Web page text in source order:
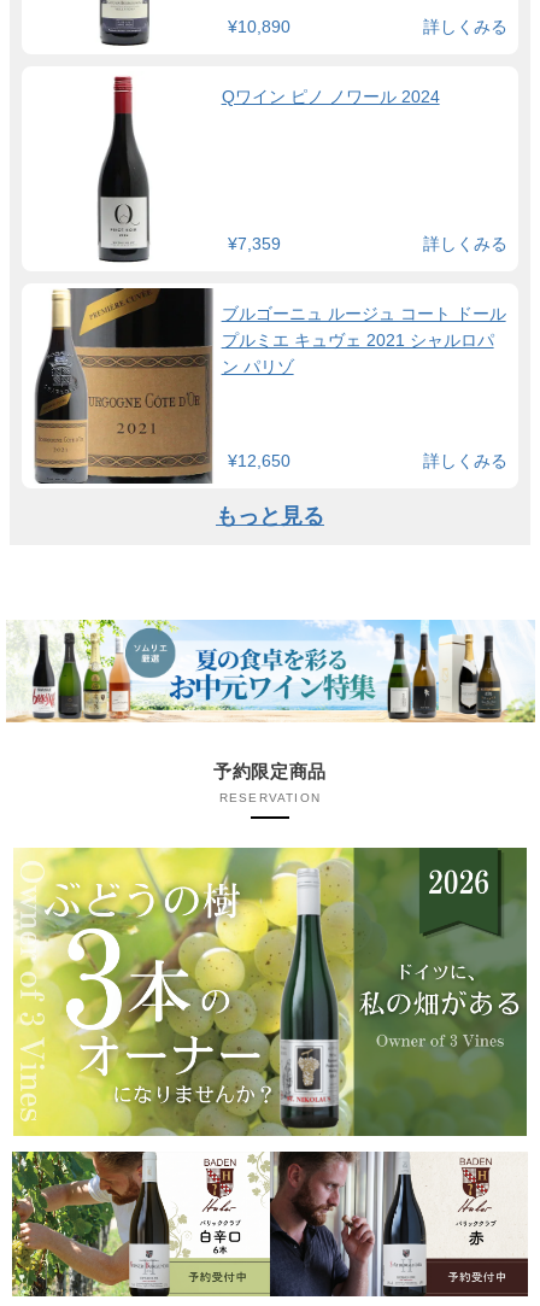
¥10,890 詳しくみる
Qワイン ピノ ノワール 2024
¥7,359 詳しくみる
ブルゴーニュ ルージュ コート ドール
プルミエ キュヴェ 2021 シャルロパ
ン パリゾ
¥12,650 詳しくみる
もっと見る
予約限定商品
RESERVATION